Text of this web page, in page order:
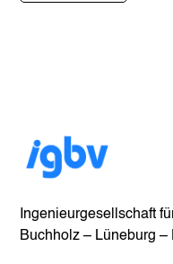
Ingenieurgesellschaft
Buchholz – Lüneburg